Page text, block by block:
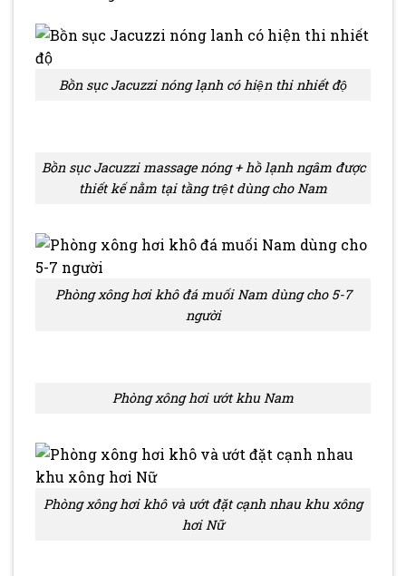
Bồn sục Jacuzzi nóng lạnh có hiện thi nhiết độ
Bồn sục Jacuzzi massage nóng + hồ lạnh ngâm được
thiết kế nằm tại tầng trệt dùng cho Nam
Phòng xông hơi khô đá muối Nam dùng cho 5-7
người
Phòng xông hơi ướt khu Nam
Phòng xông hơi khô và ướt đặt cạnh nhau khu xông
hơi Nữ